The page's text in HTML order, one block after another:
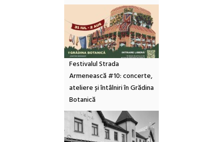
Festivalul Strada
Armenească #10: concerte,
ateliere și întâlniri în Grădina
Botanică